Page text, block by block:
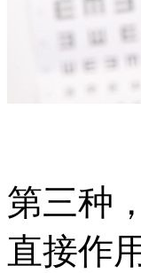
第三种
直接作